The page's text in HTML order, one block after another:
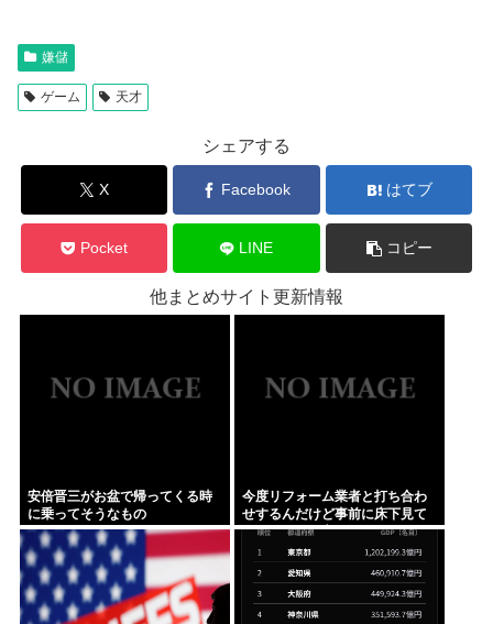
嫌儲
ゲーム 天才
シェアする
X Facebook はてブ
Pocket LINE コピー
他まとめサイト更新情報
安倍晋三がお盆で帰ってくる時
に乗ってそうなもの
今度リフォーム業者と打ち合わ
せするんだけど事前に床下見て
おきたいって言われたんだけど
そういうものなの？